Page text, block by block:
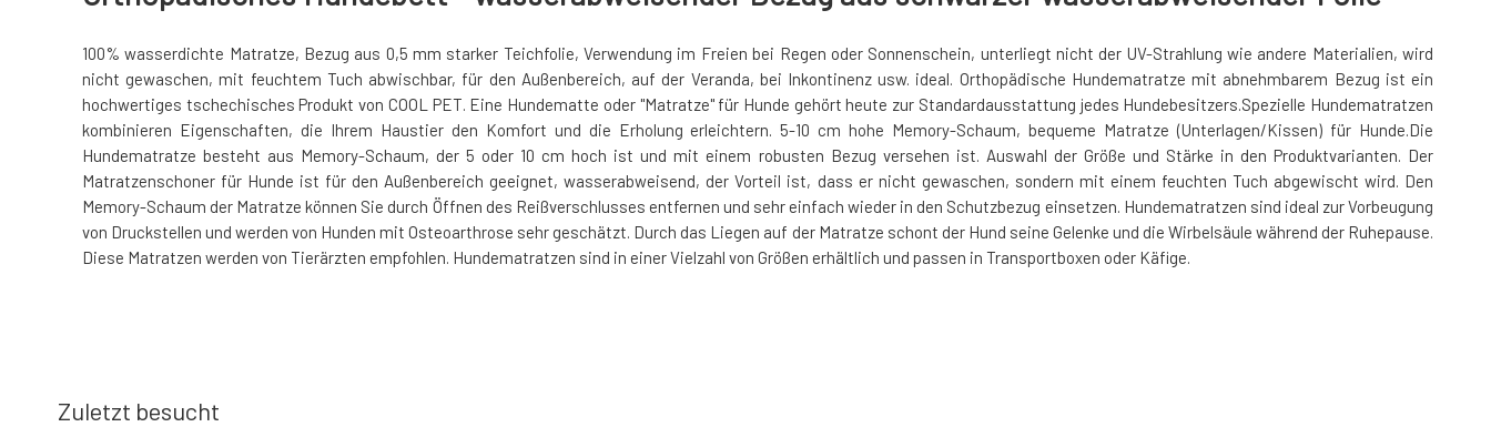
100% wasserdichte Matratze, Bezug aus 0,5 mm starker Teichfolie, Verwendung im Freien bei Regen oder Sonnenschein, unterliegt nicht der UV-Strahlung wie andere Materialien, wird
nicht gewaschen, mit feuchtem Tuch abwischbar, für den Außenbereich, auf der Veranda, bei Inkontinenz usw. ideal. Orthopädische Hundematratze mit abnehmbarem Bezug ist ein
hochwertiges tschechisches Produkt von COOL PET. Eine Hundematte oder "Matratze" für Hunde gehört heute zur Standardausstattung jedes Hundebesitzers.Spezielle Hundematratzen
kombinieren Eigenschaften, die Ihrem Haustier den Komfort und die Erholung erleichtern. 5-10 cm hohe Memory-Schaum, bequeme Matratze (Unterlagen/Kissen) für Hunde.Die
Hundematratze besteht aus Memory-Schaum, der 5 oder 10 cm hoch ist und mit einem robusten Bezug versehen ist. Auswahl der Größe und Stärke in den Produktvarianten. Der
Matratzenschoner für Hunde ist für den Außenbereich geeignet, wasserabweisend, der Vorteil ist, dass er nicht gewaschen, sondern mit einem feuchten Tuch abgewischt wird. Den
Memory-Schaum der Matratze können Sie durch Öffnen des Reißverschlusses entfernen und sehr einfach wieder in den Schutzbezug einsetzen. Hundematratzen sind ideal zur Vorbeugung
von Druckstellen und werden von Hunden mit Osteoarthrose sehr geschätzt. Durch das Liegen auf der Matratze schont der Hund seine Gelenke und die Wirbelsäule während der Ruhepause.
Diese Matratzen werden von Tierärzten empfohlen. Hundematratzen sind in einer Vielzahl von Größen erhältlich und passen in Transportboxen oder Käfige.
Zuletzt besucht